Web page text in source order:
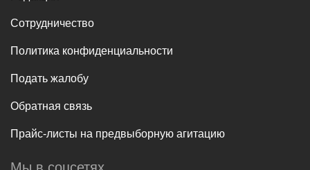
Сотрудничество
Политика конфиденциальности
Подать жалобу
Обратная связь
Прайс-листы на предвыборную агитацию